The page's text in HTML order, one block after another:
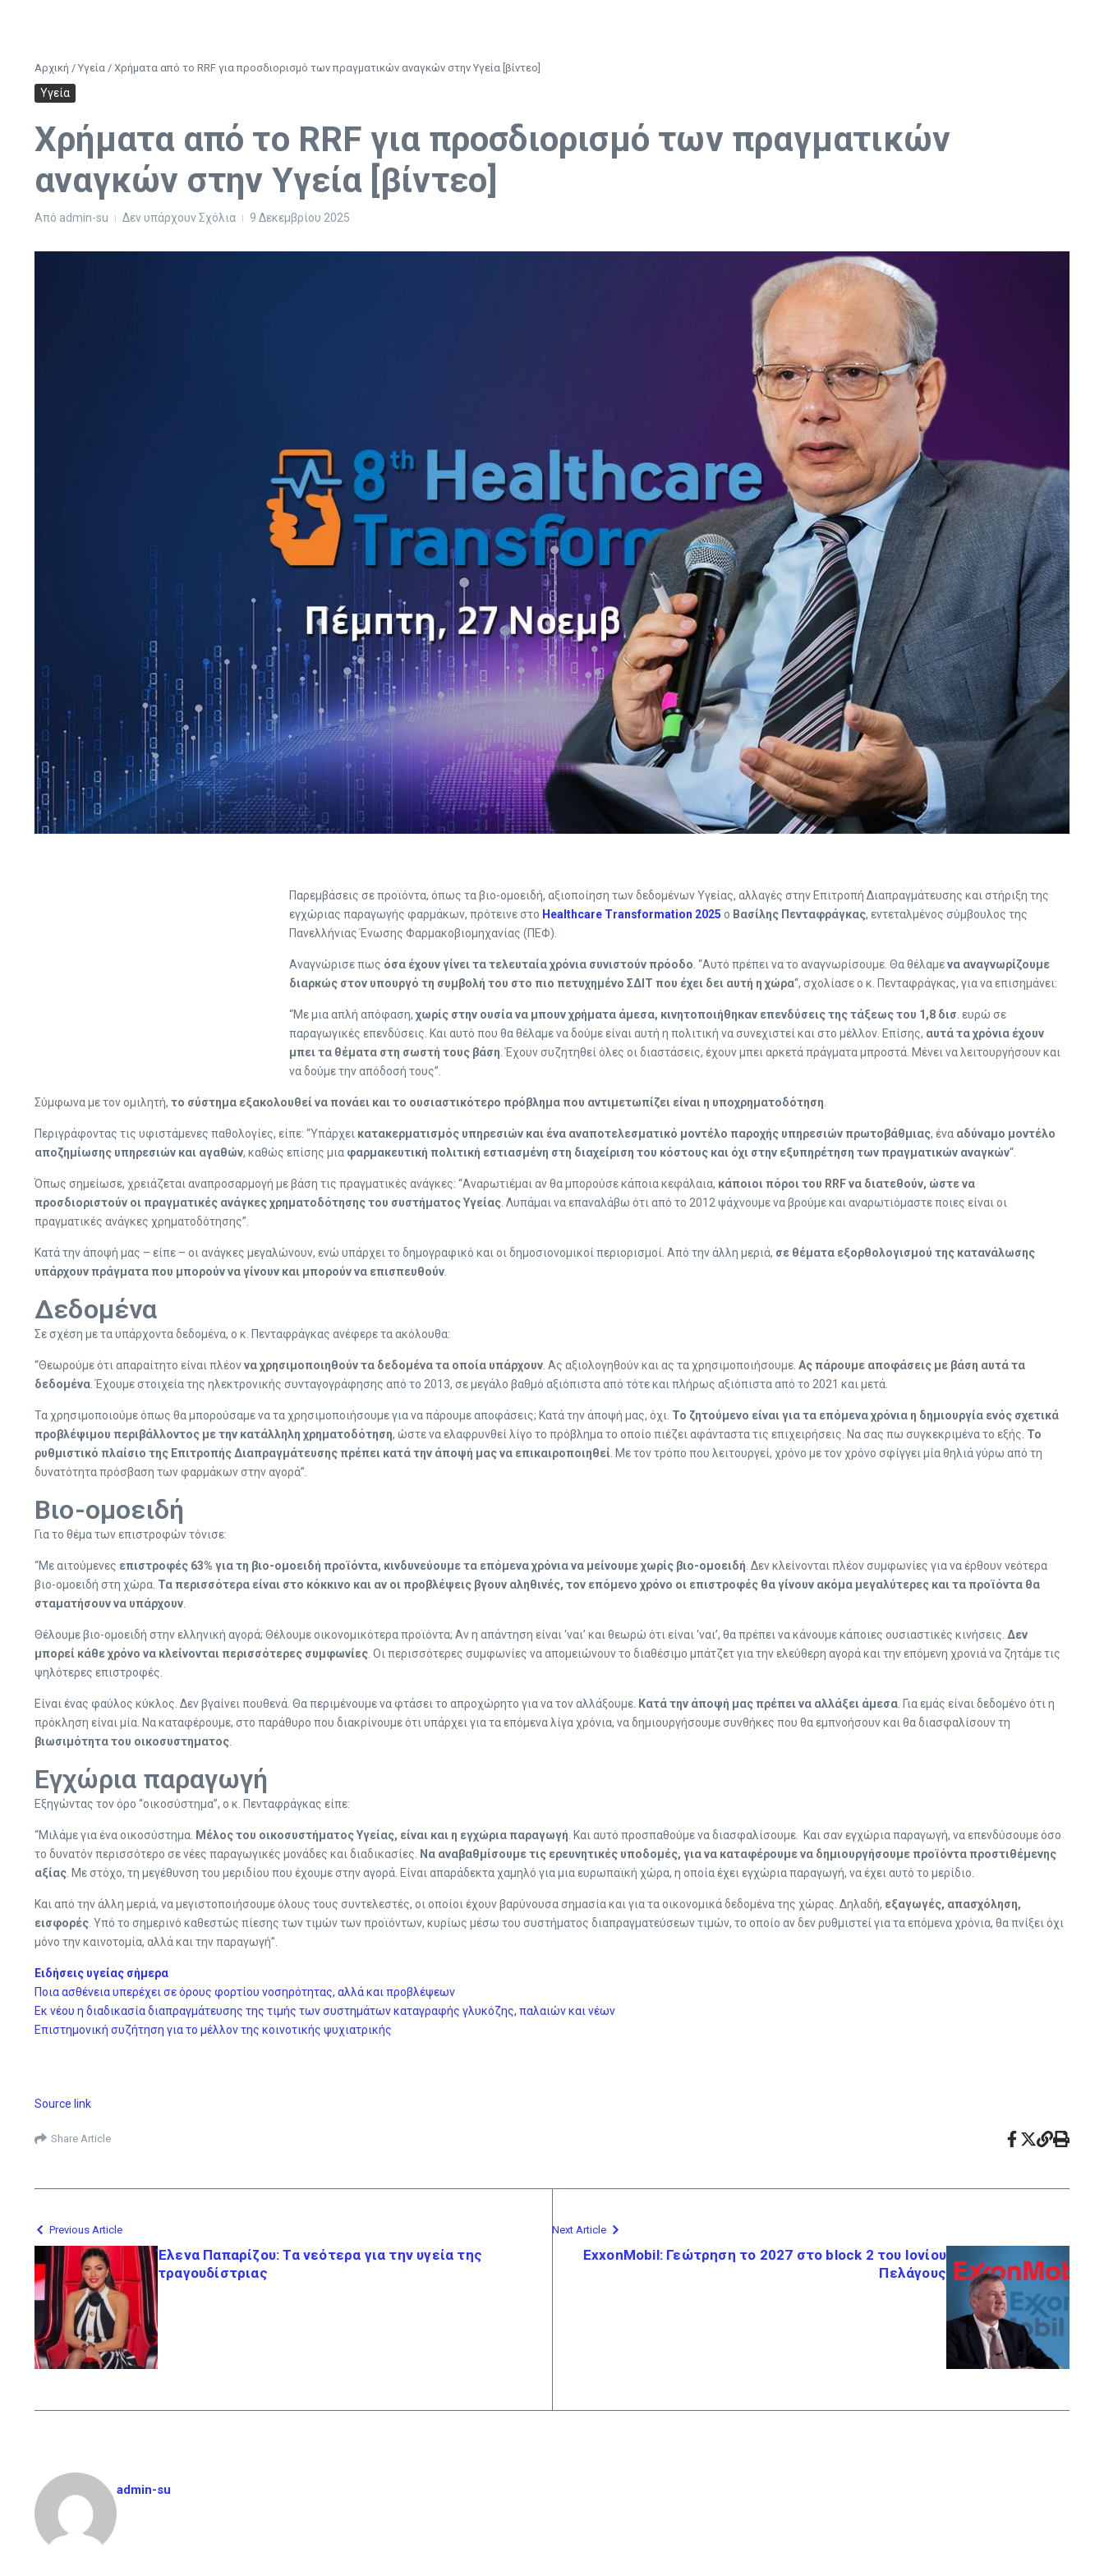
Αρχική / Υγεία / Χρήματα από το RRF για προσδιορισμό των πραγματικών αναγκών στην Υγεία [βίντεο]
Υγεία
Χρήματα από το RRF για προσδιορισμό των πραγματικών
αναγκών στην Υγεία [βίντεο]
Από admin-su Δεν υπάρχουν Σχόλια 9 Δεκεμβρίου 2025
Παρεμβάσεις σε προϊόντα, όπως τα βιο-ομοειδή, αξιοποίηση των δεδομένων Υγείας, αλλαγές στην Επιτροπή Διαπραγμάτευσης και στήριξη της
εγχώριας παραγωγής φαρμάκων, πρότεινε στο Healthcare Transformation 2025 ο Βασίλης Πενταφράγκας, εντεταλμένος σύμβουλος της
Πανελλήνιας Ένωσης Φαρμακοβιομηχανίας (ΠΕΦ).
Αναγνώρισε πως όσα έχουν γίνει τα τελευταία χρόνια συνιστούν πρόοδο . “Αυτό πρέπει να το αναγνωρίσουμε. Θα θέλαμενα αναγνωρίζουμε
διαρκώς στον υπουργό τη συμβολή του στο πιο πετυχημένο ΣΔΙΤ που έχει δει αυτή η χώρα“, σχολίασε ο κ. Πενταφράγκας, για να επισημάνει:
“Με μια απλή απόφαση,χωρίς στην ουσία να μπουν χρήματα άμεσα, κινητοποιήθηκαν επενδύσεις της τάξεως του 1,8 δισ . ευρώ σε
παραγωγικές επενδύσεις. Και αυτό που θα θέλαμε να δούμε είναι αυτή η πολιτική να συνεχιστεί και στο μέλλον. Επίσης, αυτά τα χρόνια έχουν
μπει τα θέματα στη σωστή τους βάση . Έχουν συζητηθεί όλες οι διαστάσεις, έχουν μπει αρκετά πράγματα μπροστά. Μένει να λειτουργήσουν και
να δούμε την απόδοσή τους”.
Σύμφωνα με τον ομιλητή, το σύστημα εξακολουθεί να πονάει και το ουσιαστικότερο πρόβλημα που αντιμετωπίζει είναι η υποχρηματοδότηση
Περιγράφοντας τις υφιστάμενες παθολογίες, είπε: “Υπάρχει κατακερματισμός υπηρεσιών και ένα αναποτελεσματικό μοντέλο παροχής υπηρεσιών πρωτοβάθμιας, ένα αδύναμο μοντέλο
αποζημίωσης υπηρεσιών και αγαθών, καθώς επίσης μια φαρμακευτική πολιτική εστιασμένη στη διαχείριση του κόστους και όχι στην εξυπηρέτηση των πραγματικών αναγκών“.
Όπως σημείωσε, χρειάζεται αναπροσαρμογή με βάση τις πραγματικές ανάγκες: “Αναρωτιέμαι αν θα μπορούσε κάποια κεφάλαια, κάποιοι πόροι του RRF να διατεθούν, ώστε να
προσδιοριστούν οι πραγματικές ανάγκες χρηματοδότησης του συστήματος Υγείας . Λυπάμαι να επαναλάβω ότι από το 2012 ψάχνουμε να βρούμε και αναρωτιόμαστε ποιες είναι οι
πραγματικές ανάγκες χρηματοδότησης”.
Κατά την άποψή μας – είπε – οι ανάγκες μεγαλώνουν, ενώ υπάρχει το δημογραφικό και οι δημοσιονομικοί περιορισμοί. Από την άλλη μεριά, σε θέματα εξορθολογισμού της κατανάλωσης
υπάρχουν πράγματα που μπορούν να γίνουν και μπορούν να επισπευθούν
Δεδομένα
Σε σχέση με τα υπάρχοντα δεδομένα, ο κ. Πενταφράγκας ανέφερε τα ακόλουθα:
“Θεωρούμε ότι απαραίτητο είναι πλέοννα χρησιμοποιηθούν τα δεδομένα τα οποία υπάρχουν . Ας αξιολογηθούν και ας τα χρησιμοποιήσουμε. Ας πάρουμε αποφάσεις με βάση αυτά τα
δεδομένα . Έχουμε στοιχεία της ηλεκτρονικής συνταγογράφησης από το 2013, σε μεγάλο βαθμό αξιόπιστα από τότε και πλήρως αξιόπιστα από το 2021 και μετά.
Τα χρησιμοποιούμε όπως θα μπορούσαμε να τα χρησιμοποιήσουμε για να πάρουμε αποφάσεις; Κατά την άποψή μας, όχι. Το ζητούμενο είναι για τα επόμενα χρόνια η δημιουργία ενός σχετικά
προβλέψιμου περιβάλλοντος με την κατάλληλη χρηματοδότηση, ώστε να ελαφρυνθεί λίγο το πρόβλημα το οποίο πιέζει αφάνταστα τις επιχειρήσεις. Να σας πω συγκεκριμένα το εξής. Το
ρυθμιστικό πλαίσιο της Επιτροπής Διαπραγμάτευσης πρέπει κατά την άποψή μας να επικαιροποιηθεί . Με τον τρόπο που λειτουργεί, χρόνο με τον χρόνο σφίγγει μία θηλιά γύρω από τη
δυνατότητα πρόσβαση των φαρμάκων στην αγορά”.
Βιο-ομοειδή
Για το θέμα των επιστροφών τόνισε:
“Με αιτούμενες επιστροφές 63% για τη βιο-ομοειδή προϊόντα, κινδυνεύουμε τα επόμενα χρόνια να μείνουμε χωρίς βιο-ομοειδή . Δεν κλείνονται πλέον συμφωνίες για να έρθουν νεότερα
βιο-ομοειδή στη χώρα. Τα περισσότερα είναι στο κόκκινο και αν οι προβλέψεις βγουν αληθινές, τον επόμενο χρόνο οι επιστροφές θα γίνουν ακόμα μεγαλύτερες και τα προϊόντα θα
σταματήσουν να υπάρχουν
Θέλουμε βιο-ομοειδή στην ελληνική αγορά; Θέλουμε οικονομικότερα προϊόντα; Αν η απάντηση είναι ‘ναι’ και θεωρώ ότι είναι ‘ναι’, θα πρέπει να κάνουμε κάποιες ουσιαστικές κινήσεις. Δεν
μπορεί κάθε χρόνο να κλείνονται περισσότερες συμφωνίες . Οι περισσότερες συμφωνίες να απομειώνουν το διαθέσιμο μπάτζετ για την ελεύθερη αγορά και την επόμενη χρονιά να ζητάμε τις
ψηλότερες επιστροφές.
Είναι ένας φαύλος κύκλος. Δεν βγαίνει πουθενά. Θα περιμένουμε να φτάσει το απροχώρητο για να τον αλλάξουμε. Κατά την άποψή μας πρέπει να αλλάξει άμεσα . Για εμάς είναι δεδομένο ότι η
πρόκληση είναι μία. Να καταφέρουμε, στο παράθυρο που διακρίνουμε ότι υπάρχει για τα επόμενα λίγα χρόνια, να δημιουργήσουμε συνθήκες που θα εμπνοήσουν και θα διασφαλίσουν τη
βιωσιμότητα του οικοσυστηματος
Εγχώρια παραγωγή
Εξηγώντας τον όρο “οικοσύστημα”, ο κ. Πενταφράγκας είπε:
“Μιλάμε για ένα οικοσύστημα. Μέλος του οικοσυστήματος Υγείας, είναι και η εγχώρια παραγωγή . Και αυτό προσπαθούμε να διασφαλίσουμε. Και σαν εγχώρια παραγωγή, να επενδύσουμε όσο
το δυνατόν περισσότερο σε νέες παραγωγικές μονάδες και διαδικασίες.
Να αναβαθμίσουμε τις ερευνητικές υποδομές, για να καταφέρουμε να δημιουργήσουμε προϊόντα προστιθέμενης
αξίας . Με στόχο, τη μεγέθυνση του μεριδίου που έχουμε στην αγορά. Είναι απαράδεκτα χαμηλό για μια ευρωπαϊκή χώρα, η οποία έχει εγχώρια παραγωγή, να έχει αυτό το μερίδιο.
Και από την άλλη μεριά, να μεγιστοποιήσουμε όλους τους συντελεστές, οι οποίοι έχουν βαρύνουσα σημασία και για τα οικονομικά δεδομένα της χώρας. Δηλαδή, εξαγωγές, απασχόληση,
εισφορές . Υπό το σημερινό καθεστώς πίεσης των τιμών των προϊόντων, κυρίως μέσω του συστήματος διαπραγματεύσεων τιμών, το οποίο αν δεν ρυθμιστεί για τα επόμενα χρόνια, θα πνίξει όχι
μόνο την καινοτομία, αλλά και την παραγωγή”.
Ειδήσεις υγείας σήμερα
Ποια ασθένεια υπερέχει σε όρους φορτίου νοσηρότητας, αλλά και προβλέψεων
Εκ νέου η διαδικασία διαπραγμάτευσης της τιμής των συστημάτων καταγραφής γλυκόζης, παλαιών και νέων
Επιστημονική συζήτηση για το μέλλον της κοινοτικής ψυχιατρικής
Source link
Share Article
Previous Article
Έλενα Παπαρίζου: Τα νεότερα για την υγεία της
τραγουδίστριας
Next Article
ExxonMobil: Γεώτρηση το 2027 στο block 2 του Ιονίου
Πελάγους
admin-su